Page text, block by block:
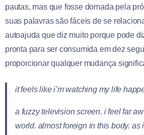
pautas, mas que fosse domada pela
suas palavras são fáceis de se
autoajuda que diz muito porque pode
pronta para ser consumida em dez
proporcionar qualquer mudança
it feels like i’m watching my life
a fuzzy television screen. i feel far
world. almost foreign in this body. as